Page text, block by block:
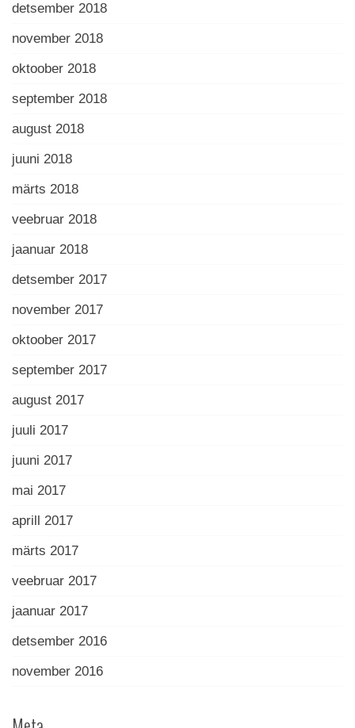
detsember 2018
november 2018
oktoober 2018
september 2018
august 2018
juuni 2018
märts 2018
veebruar 2018
jaanuar 2018
detsember 2017
november 2017
oktoober 2017
september 2017
august 2017
juuli 2017
juuni 2017
mai 2017
aprill 2017
märts 2017
veebruar 2017
jaanuar 2017
detsember 2016
november 2016